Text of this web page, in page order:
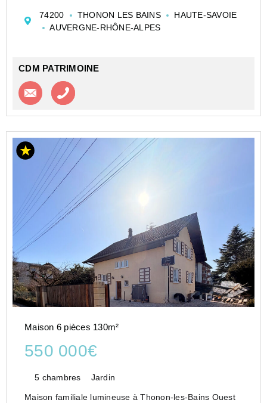
cadre de vie paisible à deux pas du lac Léman, de
l'embarcadère et des commerces.
74200 THONON LES BAINS
HAUTE-SAVOIE
AUVERGNE-RHÔNE-ALPES
CDM PATRIMOINE
Contacter l'agence
Maison 6 pièces 130m²
550 000€
5 chambres Jardin
Maison familiale lumineuse à Thonon-les-Bains Ouest